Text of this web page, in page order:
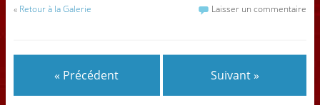
« Retour à la Galerie Laisser un commentaire
« Précédent Suivant »